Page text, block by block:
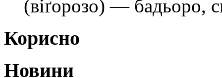
(віґорозо) — бадьоро,
Корисно
Новини